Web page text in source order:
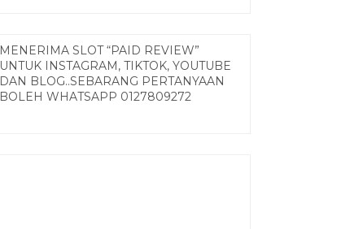
MENERIMA SLOT “PAID REVIEW”
UNTUK INSTAGRAM, TIKTOK, YOUTUBE
DAN BLOG..SEBARANG PERTANYAAN
BOLEH WHATSAPP 0127809272